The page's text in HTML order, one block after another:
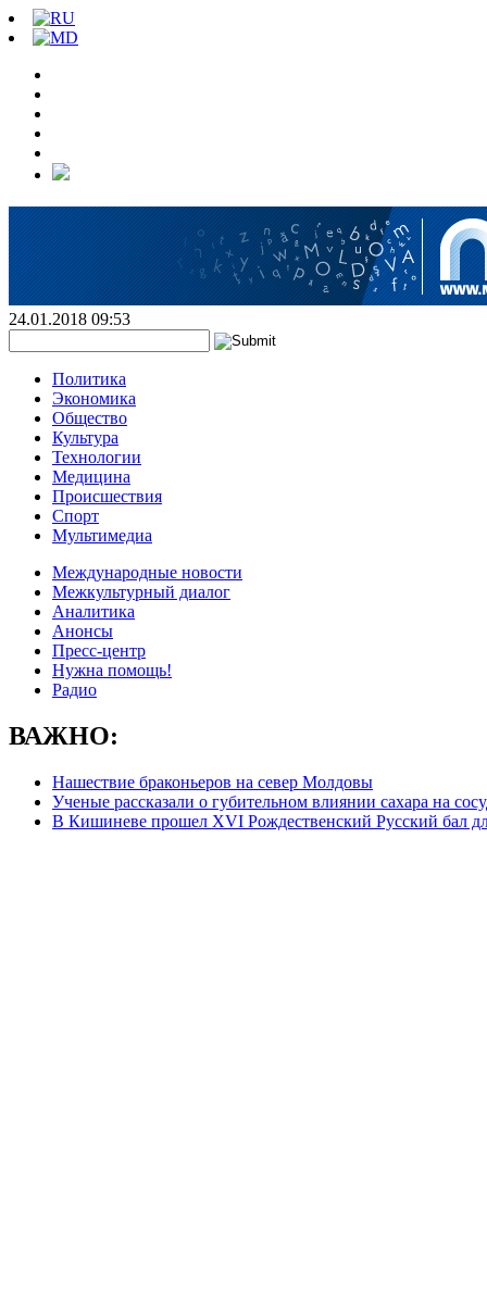
24.01.2018 09:53
Политика
Экономика
Общество
Культура
Технологии
Медицина
Происшествия
Спорт
Мультимедиа
Международные новости
Межкультурный диалог
Аналитика
Анонсы
Пресс-центр
Нужна помощь!
Радио
ВАЖНО:
Нашествие браконьеров на север Молдовы
Ученые рассказали о губительном влиянии сахара на
В Кишиневе прошел XVI Рождественский Русский бал